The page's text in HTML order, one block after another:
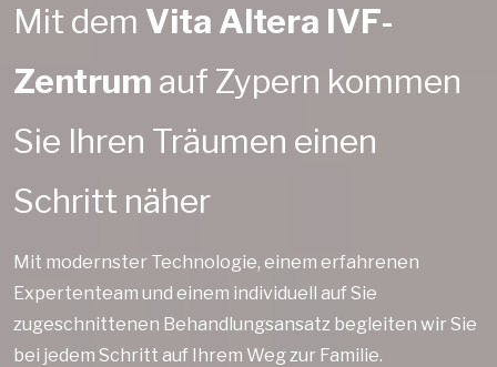
Mit dem Vita Altera IVF-
Zentrum auf Zypern kommen
Sie Ihren Träumen einen
Schritt näher
Mit modernster Technologie, einem erfahrenen
Expertenteam und einem individuell auf Sie
zugeschnittenen Behandlungsansatz begleiten wir Sie
bei jedem Schritt auf Ihrem Weg zur Familie.